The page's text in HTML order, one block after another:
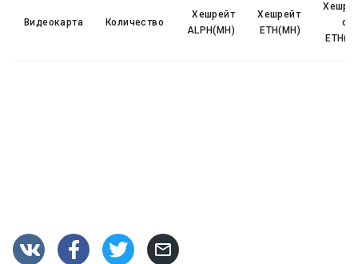
Видеокарта Количество
Хешрейт
ALPH(MH)
Хешрейт
ETH(MH)
   